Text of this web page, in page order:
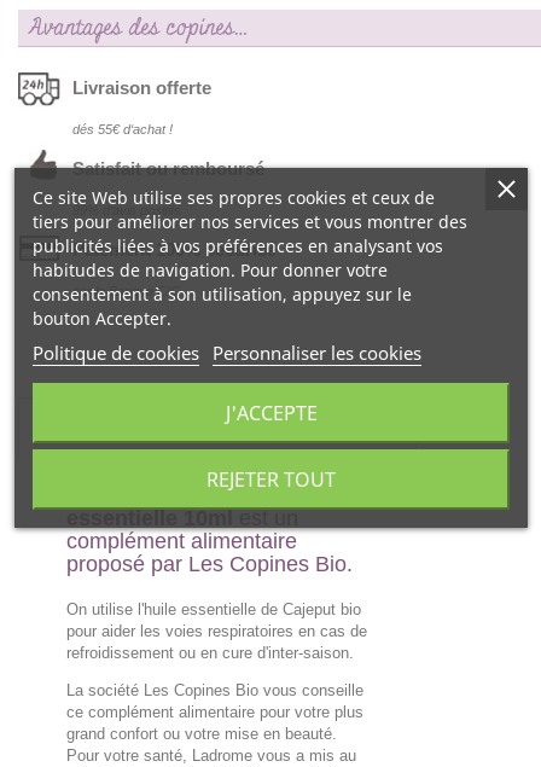
Avantages des copines…
Livraison offerte
dés 55€ d‘achat !
Satisfait ou remboursé
Paiement 100% sécurisé
par la Banque CIC
Ladrome Cajeput Huile
complément alimentaire
proposé par Les Copines Bio.
On utilise l'huile essentielle de Cajeput bio
pour aider les voies respiratoires en cas de
refroidissement ou en cure d'inter-saison.
La société Les Copines Bio vous conseille
ce complément alimentaire pour votre plus
grand confort ou votre mise en beauté.
Pour votre santé, Ladrome vous a mis au
Ce site Web utilise ses propres cookies et ceux de
tiers pour améliorer nos services et vous montrer des
publicités liées à vos préférences en analysant vos
habitudes de navigation. Pour donner votre
consentement à son utilisation, appuyez sur le
bouton Accepter.
Politique de cookies Personnaliser les cookies
REJETER TOUT
J'ACCEPTE